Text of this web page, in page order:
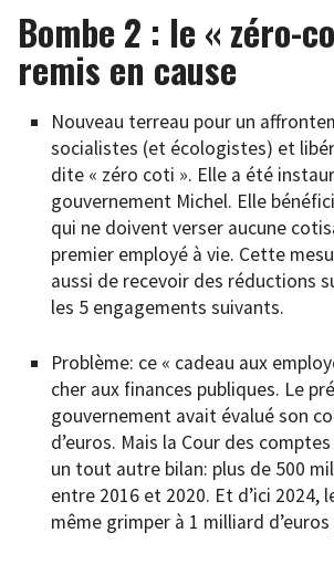
Bombe 2 : le « zéro-
remis en cause
Nouveau terreau pour un
socialistes (et écologistes) et
dite « zéro coti ». Elle a été
gouvernement Michel. Elle
qui ne doivent verser aucune
premier employé à vie. Cette
aussi de recevoir des réductions
les 5 engagements suivants.
Problème: ce « cadeau aux
cher aux finances publiques. Le
gouvernement avait évalué son
d’euros. Mais la Cour des
un tout autre bilan: plus de 500
entre 2016 et 2020. Et d’ici 2024,
même grimper à 1 milliard d’euros